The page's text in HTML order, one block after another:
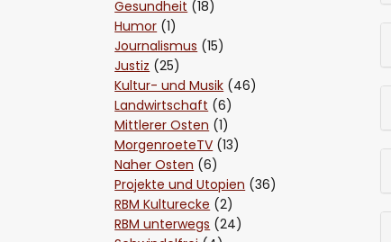
Gesundheit (18)
Humor (1)
Journalismus (15)
Justiz (25)
Kultur- und Musik (46)
Landwirtschaft (6)
Mittlerer Osten (1)
MorgenroeteTV (13)
Naher Osten (6)
Projekte und Utopien (36)
RBM Kulturecke (2)
RBM unterwegs (24)